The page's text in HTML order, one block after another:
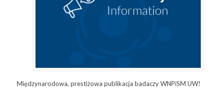
Międzynarodowa, prestiżowa publikacja badaczy WNPiSM UW!